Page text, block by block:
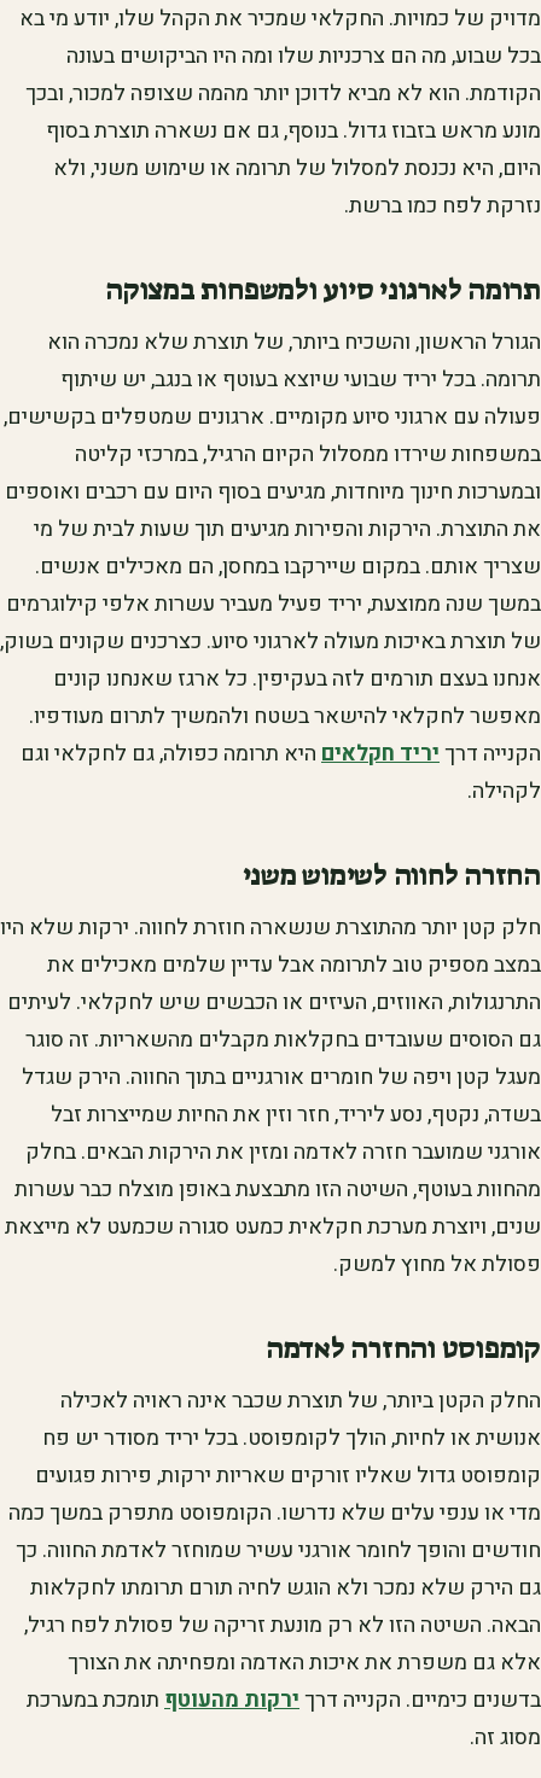
מדויק של כמויות. החקלאי שמכיר את הקהל שלו, יודע מי בא
בכל שבוע, מה הם צרכניות שלו ומה היו הביקושים בעונה
הקודמת. הוא לא מביא לדוכן יותר מהמה שצופה למכור, ובכך
מונע מראש בזבוז גדול. בנוסף, גם אם נשארה תוצרת בסוף
היום, היא נכנסת למסלול של תרומה או שימוש משני, ולא
נזרקת לפח כמו ברשת.
תרומה לארגוני סיוע ולמשפחות במצוקה
הגורל הראשון, והשכיח ביותר, של תוצרת שלא נמכרה הוא
תרומה. בכל יריד שבועי שיוצא בעוטף או בנגב, יש שיתוף
פעולה עם ארגוני סיוע מקומיים. ארגונים שמטפלים בקשישים,
במשפחות שירדו ממסלול הקיום הרגיל, במרכזי קליטה
ובמערכות חינוך מיוחדות, מגיעים בסוף היום עם רכבים ואוספים
את התוצרת. הירקות והפירות מגיעים תוך שעות לבית של מי
שצריך אותם. במקום שיירקבו במחסן, הם מאכילים אנשים.
במשך שנה ממוצעת, יריד פעיל מעביר עשרות אלפי קילוגרמים
של תוצרת באיכות מעולה לארגוני סיוע. כצרכנים שקונים בשוק,
אנחנו בעצם תורמים לזה בעקיפין. כל ארגז שאנחנו קונים
מאפשר לחקלאי להישאר בשטח ולהמשיך לתרום מעודפיו.
הקנייה דרךיריד חקלאיםהיא תרומה כפולה, גם לחקלאי וגם
לקהילה.
החזרה לחווה לשימוש משני
חלק קטן יותר מהתוצרת שנשארה חוזרת לחווה. ירקות שלא היו
במצב מספיק טוב לתרומה אבל עדיין שלמים מאכילים את
התרנגולות, האווזים, העיזים או הכבשים שיש לחקלאי. לעיתים
גם הסוסים שעובדים בחקלאות מקבלים מהשאריות. זה סוגר
מעגל קטן ויפה של חומרים אורגניים בתוך החווה. הירק שגדל
בשדה, נקטף, נסע ליריד, חזר וזין את החיות שמייצרות זבל
אורגני שמועבר חזרה לאדמה ומזין את הירקות הבאים. בחלק
מהחוות בעוטף, השיטה הזו מתבצעת באופן מוצלח כבר עשרות
שנים, ויוצרת מערכת חקלאית כמעט סגורה שכמעט לא מייצאת
פסולת אל מחוץ למשק.
קומפוסט והחזרה לאדמה
החלק הקטן ביותר, של תוצרת שכבר אינה ראויה לאכילה
אנושית או לחיות, הולך לקומפוסט. בכל יריד מסודר יש פח
קומפוסט גדול שאליו זורקים שאריות ירקות, פירות פגועים
מדי או ענפי עלים שלא נדרשו. הקומפוסט מתפרק במשך כמה
חודשים והופך לחומר אורגני עשיר שמוחזר לאדמת החווה. כך
גם הירק שלא נמכר ולא הוגש לחיה תורם תרומתו לחקלאות
הבאה. השיטה הזו לא רק מונעת זריקה של פסולת לפח רגיל,
אלא גם משפרת את איכות האדמה ומפחיתה את הצורך
בדשנים כימיים. הקנייה דרךירקות מהעוטףתומכת במערכת
מסוג זה.